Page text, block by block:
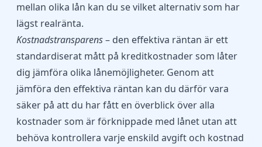
mellan olika lån kan du se vilket alternativ som har
lägst realränta.
Kostnadstransparens– den effektiva räntan är ett
standardiserat mått på kreditkostnader som låter
dig jämföra olika lånemöjligheter. Genom att
jämföra den effektiva räntan kan du därför vara
säker på att du har fått en överblick över alla
kostnader som är förknippade med lånet utan att
behöva kontrollera varje enskild avgift och kostnad